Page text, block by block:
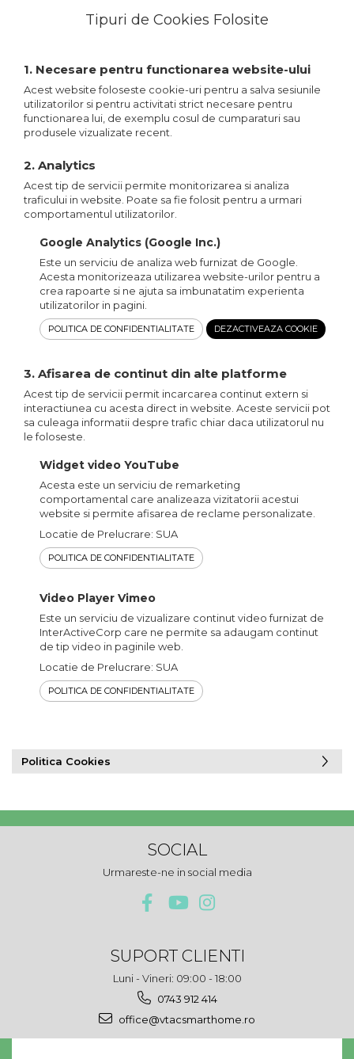
Tipuri de Cookies Folosite
1. Necesare pentru functionarea website-ului
Acest website foloseste cookie-uri pentru a salva sesiunile
utilizatorilor si pentru activitati strict necesare pentru
functionarea lui, de exemplu cosul de cumparaturi sau
produsele vizualizate recent.
2. Analytics
Acest tip de servicii permite monitorizarea si analiza
traficului in website. Poate sa fie folosit pentru a urmari
comportamentul utilizatorilor.
Google Analytics (Google Inc.)
Este un serviciu de analiza web furnizat de Google.
Acesta monitorizeaza utilizarea website-urilor pentru a
crea rapoarte si ne ajuta sa imbunatatim experienta
utilizatorilor in pagini.
POLITICA DE CONFIDENTIALITATE DEZACTIVEAZA COOKIE
3. Afisarea de continut din alte platforme
Acest tip de servicii permit incarcarea continut extern si
interactiunea cu acesta direct in website. Aceste servicii pot
sa culeaga informatii despre trafic chiar daca utilizatorul nu
le foloseste.
Widget video YouTube
Acesta este un serviciu de remarketing
comportamental care analizeaza vizitatorii acestui
website si permite afisarea de reclame personalizate.
Locatie de Prelucrare: SUA
POLITICA DE CONFIDENTIALITATE
Video Player Vimeo
Este un serviciu de vizualizare continut video furnizat de
InterActiveCorp care ne permite sa adaugam continut
de tip video in paginile web.
Locatie de Prelucrare: SUA
POLITICA DE CONFIDENTIALITATE
Politica Cookies
SOCIAL
Urmareste-ne in social media
SUPORT CLIENTI
Luni - Vineri: 09:00 - 18:00
0743 912 414
office@vtacsmarthome.ro